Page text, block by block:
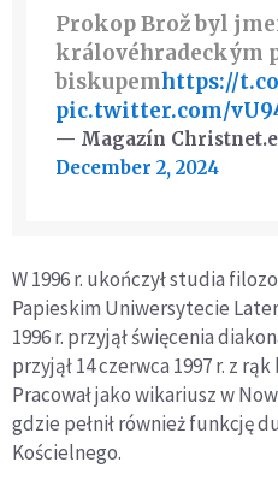
Prokop Brož byl
královéhradeckým
biskupemhttps://
pic.twitter.com/
— Magazín
December 2, 2024
W 1996 r. ukończył studia
Papieskim Uniwersytecie
1996 r. przyjął święcenia
przyjął 14 czerwca 1997 r. z
Pracował jako wikariusz w
gdzie pełnił również funkcję
Kościelnego.